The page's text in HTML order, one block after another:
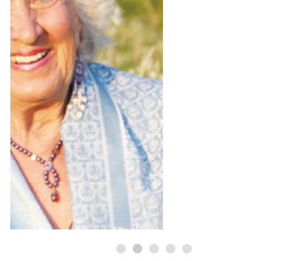
HÄLSA
Historiska beslut som gynnar
medicinsk cannabis